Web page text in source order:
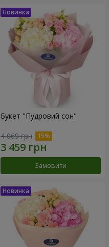
Букет "Пудровий сон"
4 069 грн
Замовити